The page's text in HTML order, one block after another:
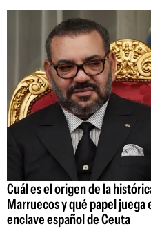
Cuál es el origen de la
Marruecos y qué papel
enclave español de Ceuta